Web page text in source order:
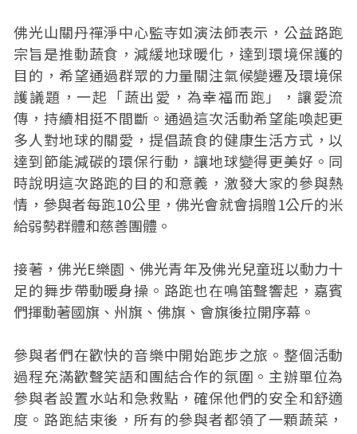
佛光山關丹禪淨中心監寺如演法師表示，公益路跑
宗旨是推動蔬食，減緩地球暖化，達到環境保護的
目的，希望通過群眾的力量關注氣候變遷及環境保
護議題，一起「蔬出愛，為幸福而跑」，讓愛流
傳，持續相挺不間斷。通過這次活動希望能喚起更
多人對地球的關愛，提倡蔬食的健康生活方式，以
達到節能減碳的環保行動，讓地球變得更美好。同
時說明這次路跑的目的和意義，激發大家的參與熱
情，參與者每跑10公里，佛光會就會捐贈1公斤的米
給弱勢群體和慈善團體。
接著，佛光E樂園、佛光青年及佛光兒童班以動力十
足的舞步帶動暖身操。路跑也在鳴笛聲響起，嘉賓
們揮動著國旗、州旗、佛旗、會旗後拉開序幕。
參與者們在歡快的音樂中開始跑步之旅。整個活動
過程充滿歡聲笑語和團結合作的氛圍。主辦單位為
參與者設置水站和急救點，確保他們的安全和舒適
度。路跑結束後，所有的參與者都領了一顆蔬菜，